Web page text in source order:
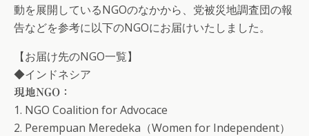
動を展開しているNGOのなかから、党被災地調査団の報
告などを参考に以下のNGOにお届けいたしました。
【お届け先のNGO一覧】
◆インドネシア
現地NGO：
1. NGO Coalition for Advocace
2. Perempuan Meredeka（Women for Independent）